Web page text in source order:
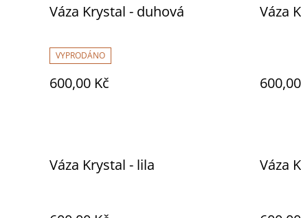
Váza Krystal - duhová
VYPRODÁNO
600,00 Kč
Váza
Váza Krystal - lila Váza